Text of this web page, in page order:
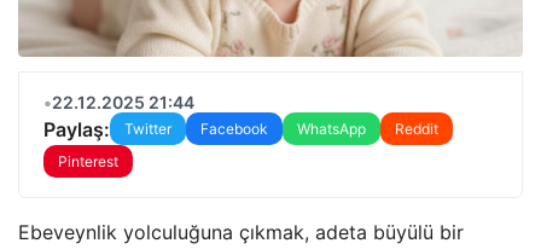
•22.12.2025 21:44
Paylaş: Twitter Facebook WhatsApp
Reddit
Pinterest
Ebeveynlik yolculuğuna çıkmak, adeta büyülü bir